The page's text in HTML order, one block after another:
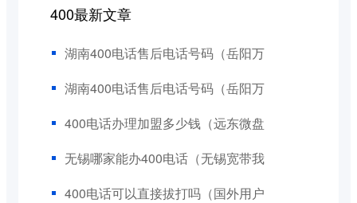
400最新文章
湖南400电话售后电话号码（岳阳万
湖南400电话售后电话号码（岳阳万
400电话办理加盟多少钱（远东微盘
无锡哪家能办400电话（无锡宽带我
400电话可以直接拔打吗（国外用户